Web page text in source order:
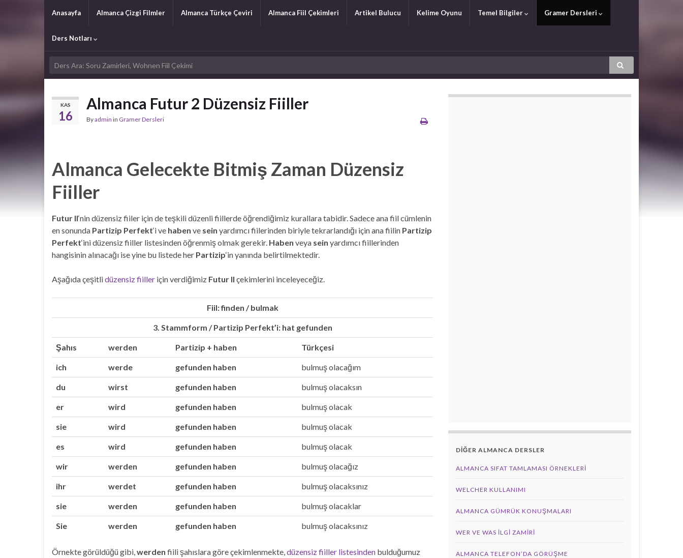
Anasayfa Almanca Çizgi Filmler Almanca Türkçe Çeviri Almanca Fiil Çekimleri Artikel Bulucu Kelime Oyunu Temel Bilgiler Gramer Dersleri
Ders Notları
KAS
16
Almanca Futur 2 Düzensiz Fiiller
Byadmin in Gramer Dersleri
Almanca Gelecekte Bitmiş Zaman Düzensiz
Fiiller
Futur II‘nin düzensiz fiiler için de teşkili düzenli fiillerde öğrendiğimiz kurallara tabidir. Sadece ana fiil cümlenin
en sonunda Partizip Perfekt‘i ve haben ve sein yardımcı fiilerinden biriyle tekrarlandığı için ana fiilin Partizip
Perfekt‘ini düzensiz fiiller listesinden öğrenmiş olmak gerekir. Haben veya sein yardımcı fiillerinden
hangisinin alınacağı ise yine bu listede her Partizip‘in yanında belirtilmektedir.
Aşağıda çeşitlidüzensiz fiiller için verdiğimiz Futur II çekimlerini inceleyeceğiz.
Fiil: finden / bulmak
3. Stammform / Partizip Perfekt’i: hat gefunden
Şahıs werden Partizip + haben Türkçesi
ich werde gefunden haben bulmuş olacağım
du wirst gefunden haben bulmuş olacaksın
er wird gefunden haben bulmuş olacak
sie wird gefunden haben bulmuş olacak
es wird gefunden haben bulmuş olacak
wir werden gefunden haben bulmuş olacağız
ihr werdet gefunden haben bulmuş olacaksınız
sie werden gefunden haben bulmuş olacaklar
Sie werden gefunden haben bulmuş olacaksınız
Örnekte görüldüğü gibi,werden fiili şahıslara göre çekimlenmekte,düzensiz fiiller listesinden bulduğumuz
DİĞER ALMANCA DERSLER
ALMANCA SIFAT TAMLAMASI ÖRNEKLERI
WELCHER KULLANIMI
ALMANCA GÜMRÜK KONUŞMALARI
WER VE WAS ILGI ZAMIRI
ALMANCA TELEFON’DA GÖRÜŞME